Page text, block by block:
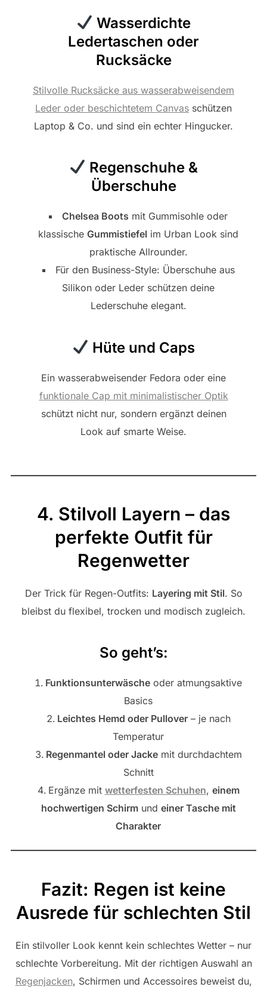
Wasserdichte
Ledertaschen oder
Rucksäcke
Stilvolle Rucksäcke aus wasserabweisendem
Leder oder beschichtetem Canvas schützen
Laptop & Co. und sind ein echter Hingucker.
Regenschuhe &
Überschuhe
Chelsea Boots mit Gummisohle oder
klassische Gummistiefel im Urban Look sind
praktische Allrounder.
Für den Business-Style: Überschuhe aus
Silikon oder Leder schützen deine
Lederschuhe elegant.
Hüte und Caps
Ein wasserabweisender Fedora oder eine
funktionale Cap mit minimalistischer Optik
schützt nicht nur, sondern ergänzt deinen
Look auf smarte Weise.
4. Stilvoll Layern – das
perfekte Outfit für
Regenwetter
Der Trick für Regen-Outfits: Layering mit Stil. So
bleibst du flexibel, trocken und modisch zugleich.
So geht’s:
Funktionsunterwäsche oder atmungsaktive
Basics
Leichtes Hemd oder Pullover– je nach
Temperatur
Regenmantel oder Jackemit durchdachtem
Schnitt
Ergänze mit wetterfesten Schuhen, einem
hochwertigen Schirmund einer Tasche mit
Charakter
Fazit: Regen ist keine
Ausrede für schlechten Stil
Ein stilvoller Look kennt kein schlechtes Wetter – nur
schlechte Vorbereitung. Mit der richtigen Auswahl an
Regenjacken, Schirmen und Accessoires beweist du,